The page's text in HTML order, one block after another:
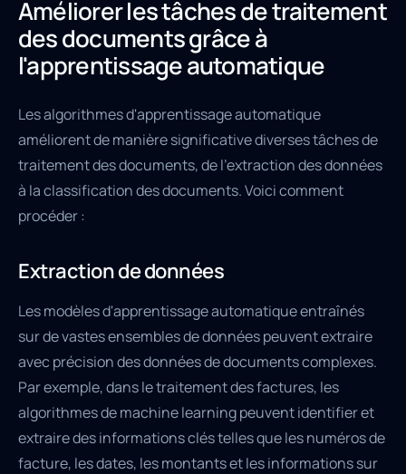
Améliorer les tâches de traitement
des documents grâce à
l'apprentissage automatique
Les algorithmes d'apprentissage automatique
améliorent de manière significative diverses tâches de
traitement des documents, de l'extraction des données
à la classification des documents. Voici comment
procéder :
Extraction de données
Les modèles d'apprentissage automatique entraînés
sur de vastes ensembles de données peuvent extraire
avec précision des données de documents complexes.
Par exemple, dans le traitement des factures, les
algorithmes de machine learning peuvent identifier et
extraire des informations clés telles que les numéros de
facture, les dates, les montants et les informations sur